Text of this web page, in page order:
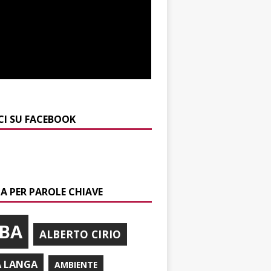
SU FACEBOOK
PER PAROLE CHIAVE
ALBERTO CIRIO
LANGA AMBIENTE